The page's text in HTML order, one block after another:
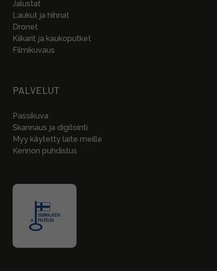
Jalustat
Laukut ja hihnat
Dronet
Kiikarit ja kaukoputket
Filmikuvaus
PALVELUT
Passikuva
Skannaus ja digitointi
Myy käytetty laite meille
Kennon puhdistus